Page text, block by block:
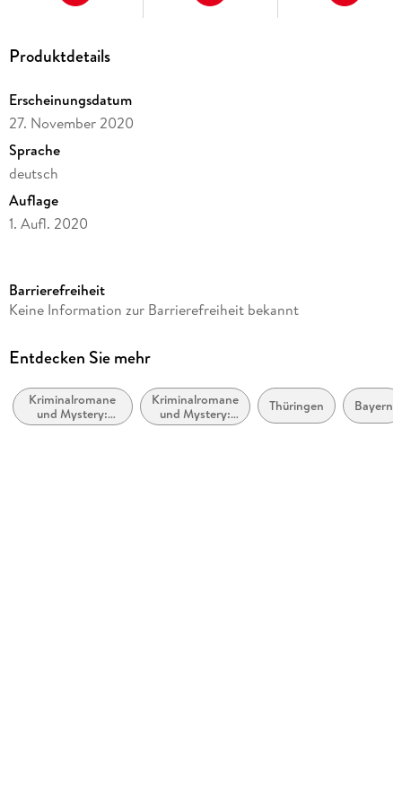
Produktdetails
Erscheinungsdatum
27. November 2020
Sprache
deutsch
Auflage
1. Aufl. 2020
Dateigröße
Laufzeit
Altersempfehlung
ab 16 Jahre
Barrierefreiheit
Keine Information zur Barrierefreiheit bekannt
Entdecken Sie mehr
Kriminalromane
und Mystery:
Privatdetektiv /
Kriminalromane
und Mystery:
weibliche
Thüringen Bayern